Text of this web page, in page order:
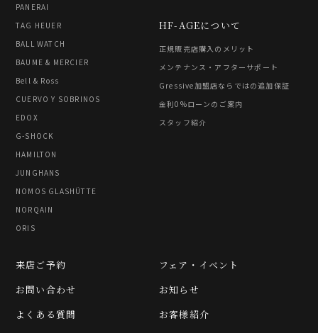
PANERAI
TAG HEUER
BALL WATCH
BAUME & MERCIER
Bell & Ross
CUERVO Y SOBRINOS
EDOX
G-SHOCK
HAMILTON
JUNGHANS
NOMOS GLASHÜTTE
NORQAIN
ORIS
HF-AGEについて
正規販売店購入のメリット
メンテナンス・アフターサポート
Gressive加盟店ならではの追加保証
金利0%ローンのご案内
スタッフ紹介
フェア・イベント
お知らせ
お客様紹介
来店ご予約
お問い合わせ
よくある質問